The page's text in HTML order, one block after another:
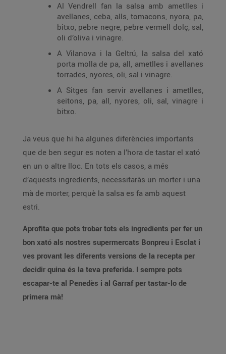
Al Vendrell fan la salsa amb ametlles i
avellanes, ceba, alls, tomacons, nyora, pa,
bitxo, pebre negre, pebre vermell dolç, sal,
oli d’oliva i vinagre.
A Vilanova i la Geltrú, la salsa del xató
porta molla de pa, all, ametlles i avellanes
torrades, nyores, oli, sal i vinagre.
A Sitges fan servir avellanes i ametlles,
seitons, pa, all, nyores, oli, sal, vinagre i
bitxo.
Ja veus que hi ha algunes diferències importants
que de ben segur es noten a l’hora de tastar el xató
en un o altre lloc. En tots els casos, a més
d’aquests ingredients, necessitaràs un morter i una
mà de morter, perquè la salsa es fa amb aquest
estri.
Aprofita que pots trobar tots els ingredients per fer un
bon xató als nostres supermercats Bonpreu i Esclat i
ves provant les diferents versions de la recepta per
decidir quina és la teva preferida. I sempre pots
escapar-te al Penedès i al Garraf per tastar-lo de
primera mà!